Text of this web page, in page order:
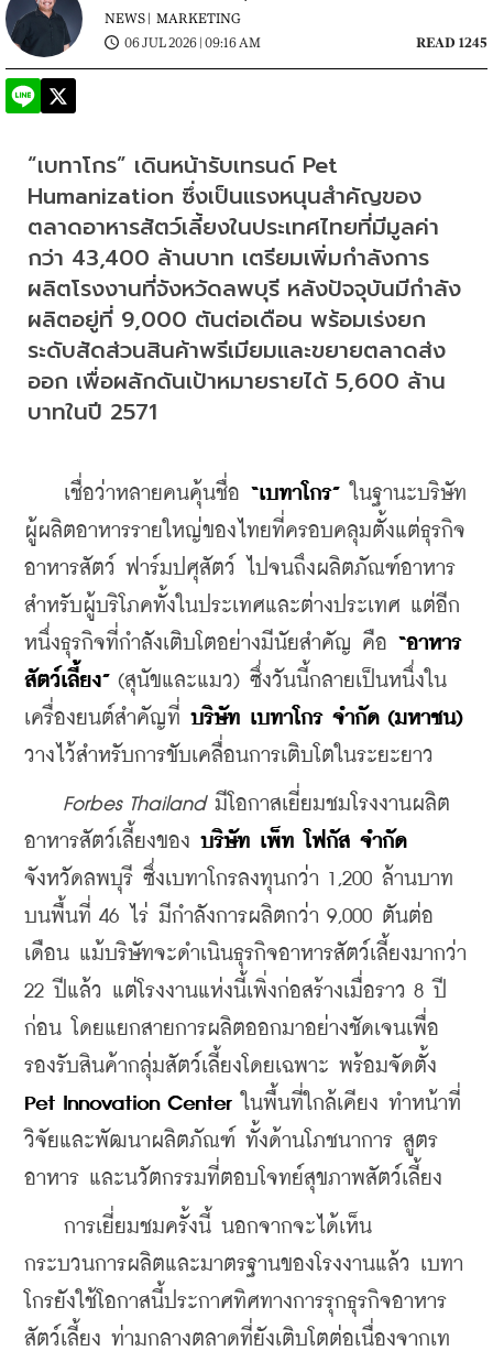
NEWS | MARKETING
06 JUL 2026 | 09:16 AM
READ 1245
“เบทาโกร” เดินหน้ารับเทรนด์ Pet
Humanization ซึ่งเป็นแรงหนุนสำคัญของ
ตลาดอาหารสัตว์เลี้ยงในประเทศไทยที่มีมูลค่า
กว่า 43,400 ล้านบาท เตรียมเพิ่มกำลังการ
ผลิตโรงงานที่จังหวัดลพบุรี หลังปัจจุบันมีกำลัง
ผลิตอยู่ที่ 9,000 ตันต่อเดือน พร้อมเร่งยก
ระดับสัดส่วนสินค้าพรีเมียมและขยายตลาดส่ง
ออก เพื่อผลักดันเป้าหมายรายได้ 5,600 ล้าน
บาทในปี 2571
เชื่อว่าหลายคนคุ้นชื่อ “เบทาโกร” ในฐานะบริษัท
ผู้ผลิตอาหารรายใหญ่ของไทยที่ครอบคลุมตั้งแต่ธุรกิจ
อาหารสัตว์ ฟาร์มปศุสัตว์ ไปจนถึงผลิตภัณฑ์อาหาร
สำหรับผู้บริโภคทั้งในประเทศและต่างประเทศ แต่อีก
หนึ่งธุรกิจที่กำลังเติบโตอย่างมีนัยสำคัญ คือ “อาหาร
สัตว์เลี้ยง” (สุนัขและแมว) ซึ่งวันนี้กลายเป็นหนึ่งใน
เครื่องยนต์สำคัญที่ บริษัท เบทาโกร จำกัด (มหาชน)
วางไว้สำหรับการขับเคลื่อนการเติบโตในระยะยาว
Forbes Thailand มีโอกาสเยี่ยมชมโรงงานผลิต
อาหารสัตว์เลี้ยงของ
จังหวัดลพบุรี ซึ่งเบทาโกรลงทุนกว่า 1,200 ล้านบาท
บนพื้นที่ 46 ไร่ มีกำลังการผลิตกว่า 9,000 ตันต่อ
เดือน แม้บริษัทจะดำเนินธุรกิจอาหารสัตว์เลี้ยงมากว่า
22 ปีแล้ว แต่โรงงานแห่งนี้เพิ่งก่อสร้างเมื่อราว 8 ปี
ก่อน โดยแยกสายการผลิตออกมาอย่างชัดเจนเพื่อ
Pet Innovation Center
ในพื้นที่ใกล้เคียง ทำหน้าที่
วิจัยและพัฒนาผลิตภัณฑ์ ทั้งด้านโภชนาการ สูตร
อาหาร และนวัตกรรมที่ตอบโจทย์สุขภาพสัตว์เลี้ยง
การเยี่ยมชมครั้งนี้ นอกจากจะได้เห็น
กระบวนการผลิตและมาตรฐานของโรงงานแล้ว เบทา
โกรยังใช้โอกาสนี้ประกาศทิศทางการรุกธุรกิจอาหาร
สัตว์เลี้ยง ท่ามกลางตลาดที่ยังเติบโตต่อเนื่องจากเท